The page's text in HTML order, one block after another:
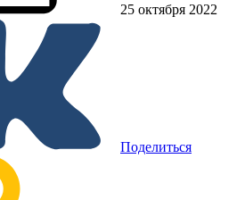
25 октября 2022
Поделиться